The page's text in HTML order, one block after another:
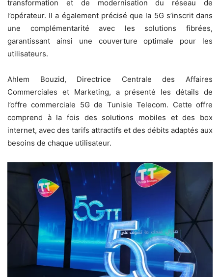
transformation et de modernisation du réseau de
l’opérateur. Il a également précisé que la 5G s’inscrit dans
une complémentarité avec les solutions fibrées,
garantissant ainsi une couverture optimale pour les
utilisateurs.
Ahlem Bouzid, Directrice Centrale des Affaires
Commerciales et Marketing, a présenté les détails de
l’offre commerciale 5G de Tunisie Telecom. Cette offre
comprend à la fois des solutions mobiles et des box
internet, avec des tarifs attractifs et des débits adaptés aux
besoins de chaque utilisateur.